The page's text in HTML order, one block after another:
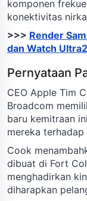
komponen
konektivitas
>>> Render
dan Watch
Pernyataan
CEO Apple Tim
Broadcom
baru kemitraan
mereka
Cook
dibuat di Fort
menghadirkan
diharapkan